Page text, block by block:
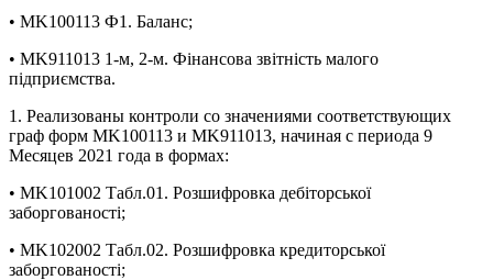
• MK100113 Ф1. Баланс;
• MK911013 1-м, 2-м. Фінансова звітність малого
підприємства.
1. Реализованы контроли со значениями соответствующих
граф форм MK100113 и MK911013, начиная с периода 9
Месяцев 2021 года в формах:
• MK101002 Табл.01. Розшифровка дебіторської
заборгованості;
• MK102002 Табл.02. Розшифровка кредиторської
заборгованості;